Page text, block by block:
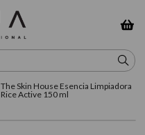
The Skin House Esencia Limpiadora
Rice Active 150 ml